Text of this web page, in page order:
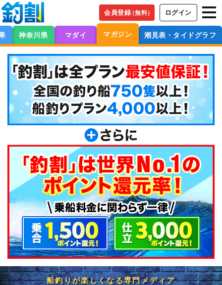
会員登録（無料） ログイン
神奈川県 マダイ マガジン 潮見表・タイドグラフ
船釣りが楽しくなる専門メディア